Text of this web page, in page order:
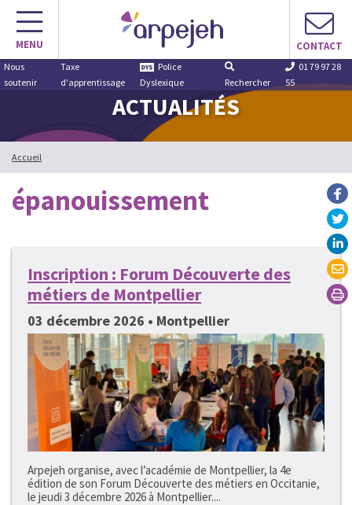
Aller
contenu
MENU CONTACT
Nous
soutenir
Taxe
d'apprentissage
Police
Dyslexique
Rechercher
01 79 97 28
55
ACTUALITÉS
Accueil
épanouissement
Inscription : Forum Découverte des
métiers de Montpellier
03 décembre 2026 • Montpellier
Arpejeh organise, avec l’académie de Montpellier, la 4e
édition de son Forum Découverte des métiers en Occitanie,
le jeudi 3 décembre 2026 à Montpellier....